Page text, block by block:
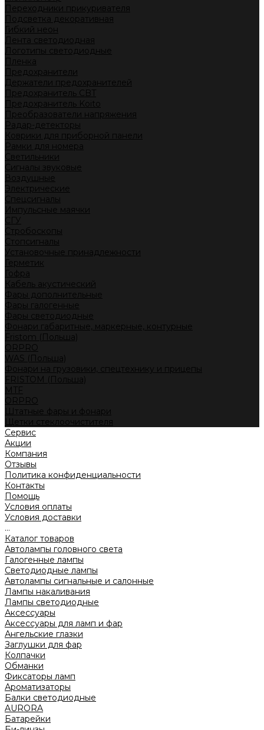
Переходники прикуривателя
Подсветка декоративная
Гибкий неон
Лента светодиодная
Логотипы светодиодные
Пленка
Предохранители
Держатели предохранителей
Предохранитель CBT
Предохранитель Koito
Преобразователи напряжения
Радар-детекторы
Коврики для приборной панели
Рамки для номера
Светильники
Сигналы звуковые
Воздушные
Электрические
Спецсигналы
Импульсные маячки
СГУ
Стробоскопы
Стопсигналы
Установочные принадлежности
Герметик
Гофра
Кабель акустический
Фары дополнительные
Фары галогенные
Фары светодиодные
Фонари габаритные, маркерные, контурные
Fristom (Польша)
ORPRO
WAS (Польша)
Фонари на грузовики, спецтехнику и прицепы
FRISTOM (Польша)
MTF
ORPRO
Штатные фары и фонари
Щетки стеклоочистителя
Сервис
Акции
Компания
Отзывы
Политика конфиденциальности
Контакты
Помощь
Условия оплаты
Условия доставки
...
Каталог товаров
Автолампы головного света
Галогенные лампы
Светодиодные лампы
Автолампы сигнальные и салонные
Лампы накаливания
Лампы светодиодные
Аксессуары
Аксессуары для ламп и фар
Ангельские глазки
Заглушки для фар
Колпачки
Обманки
Фиксаторы ламп
Ароматизаторы
Балки светодиодные
AURORA
Батарейки